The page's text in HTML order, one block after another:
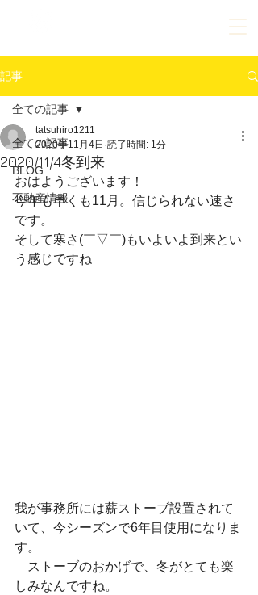
記事
全ての記事
BLOG
不動産情報
全ての記事
2020/11/4冬到来
tatsuhiro1211
2020年11月4日 読了時間: 1分
おはようございます！
今年も早くも11月。信じられない速さ
です。
そして寒さ(￣▽￣)もいよいよ到来とい
う感じですね
我が事務所には薪ストーブ設置されて
いて、今シーズンで6年目使用になりま
す。
ストーブのおかげで、冬がとても楽
しみなんですね。